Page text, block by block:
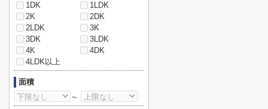
1DK
1LDK
2K
2DK
2LDK
3K
3DK
3LDK
4K
4DK
4LDK以上
面積
～